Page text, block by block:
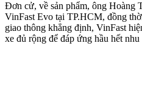
Đơn cử, về sản phẩm, ông Hoàng
VinFast Evo tại TP.HCM, đồng
giao thông khẳng định, VinFast
xe đủ rộng để đáp ứng hầu hết